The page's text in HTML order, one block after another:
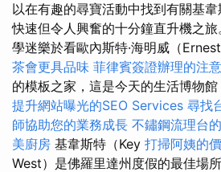
以在有趣的尋寶活動中找到有關基
快速但令人興奮的十分鐘直升機之旅
學迷樂於看歐內斯特·海明威（Ernest
茶會更具品味 菲律賓簽證辦理的注
的模板之家，這是今天的生活博物館
提升網站曝光的SEO Services 尋找
師協助您的業務成長 不鏽鋼流理台
美廚房 基韋斯特（Key 打掃阿姨的
West）是佛羅里達州度假的最佳場